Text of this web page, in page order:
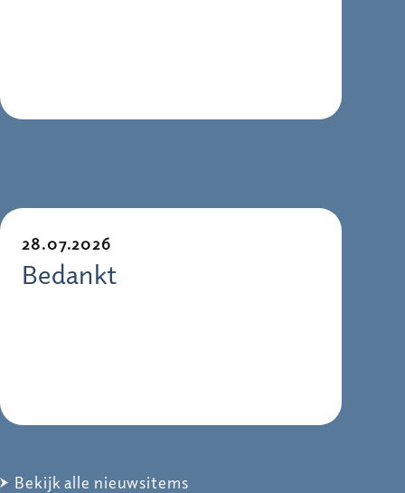
28.07.2026
Bedankt
Bekijk alle nieuwsitems